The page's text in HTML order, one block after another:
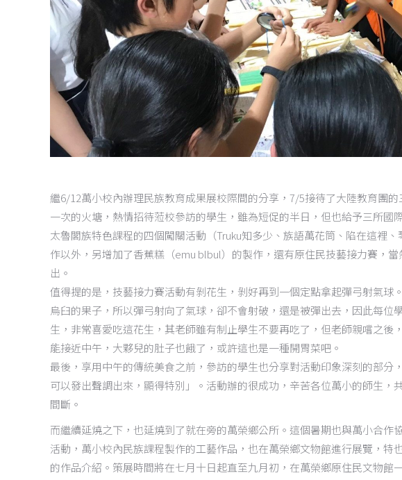
繼6/12萬小校內辦理民族教育成果展校際間的分享， 7/5接待了大陸教育團
一次的火塘，熱情招待蒞校參訪的學生，雖為短促的半日，但也給予三所國
太魯閣族特色課程的四個闖關活動（Truku知多少、族語萬花筒、陷在這裡
作以外，另增加了香蕉糕（emu blbul）的製作，還有原住民技藝接力賽，
出。
值得提的是，技藝接力賽活動有剝花生，剝好再到一個定點拿起彈弓射氣球
烏臼的果子，所以彈弓射向了氣球，卻不會射破，還是被彈出去，因此每位
生，非常喜愛吃這花生，其老師雖有制止學生不要再吃了，但老師親嚐之後
能接近中午，大夥兒的肚子也餓了，或許這也是一種開胃菜吧。
最後，享用中午的傳統美食之前，參訪的學生也分享對活動印象深刻的部分
可以發出聲調出來，顯得特別」。活動辦的很成功，辛苦各位萬小的師生，
間斷。
而繼續延燒之下，也延燒到了就在旁的萬榮鄉公所。這個暑期也與萬小合作
活動，萬小校內民族課程製作的工藝作品，也在萬榮鄉文物館進行展覽，特
的作品介紹。策展時間將在七月十日起直至九月初，在萬榮鄉原住民文物館